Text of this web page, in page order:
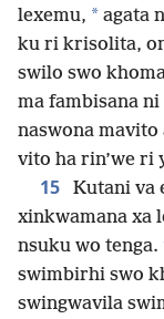
lexemu, * agata
ku ri krisolita,
swilo swo
ma fambisana ni
naswona
vito ha rin’we ri
15
Kutani va
xinkwamana xa
nsuku wo tenga.
swimbirhi swo
swingwavila